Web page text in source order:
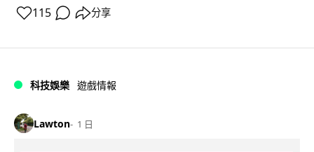
115 分享
科技娛樂 遊戲情報
Lawton 1 日